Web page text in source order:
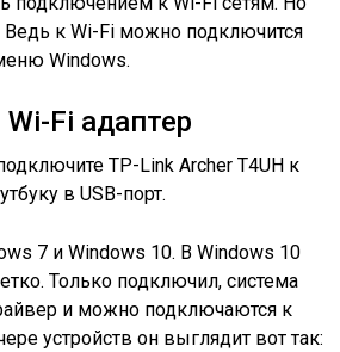
Ведь к Wi-Fi можно подключится
Windows.
Fi адаптер
TP-Link Archer T4UH к
в USB-порт.
7 и Windows 10. В Windows 10
Только подключил, система
и можно подключаются к
устройств он выглядит вот так: